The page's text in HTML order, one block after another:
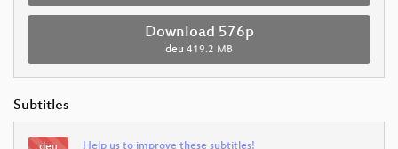
Download 576p
deu 419.2 MB
Subtitles
Help us to improve these subtitles!